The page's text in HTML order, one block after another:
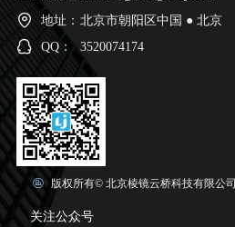
地址： 北京市朝阳区中国 ● 北京
QQ：
3520074174
关注公众号
版权所有© 北京棱镜云桥科技有限公司